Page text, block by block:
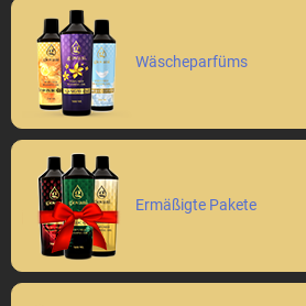
Wäscheparfüms
Ermäßigte Pakete